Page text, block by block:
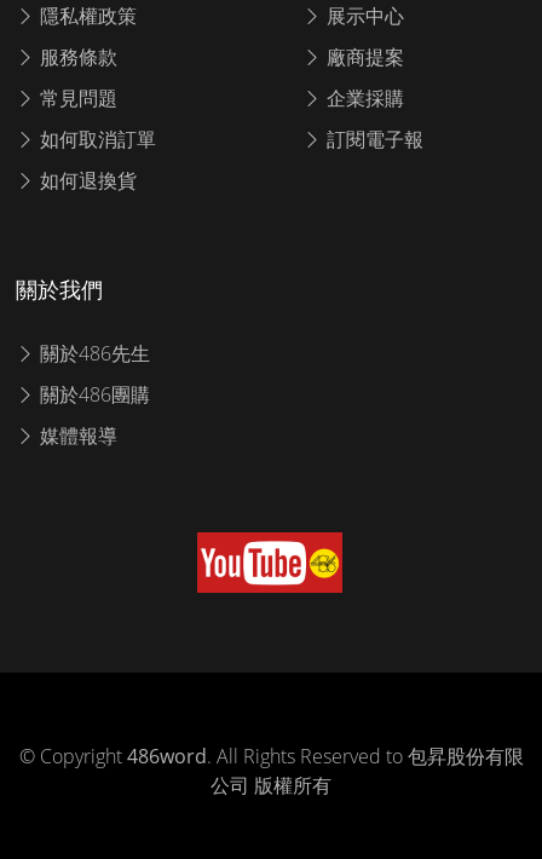
隱私權政策
服務條款
常見問題
如何取消訂單
如何退換貨
展示中心
廠商提案
企業採購
訂閱電子報
關於我們
關於486先生
關於486團購
媒體報導
© Copyright486word. All Rights Reserved to 包昇股份有限
公司 版權所有